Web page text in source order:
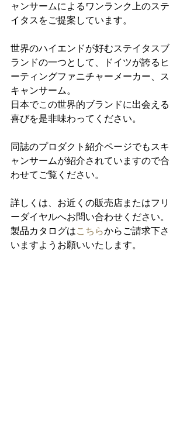
ャンサームによるワンランク上のステ
イタスをご提案しています。
世界のハイエンドが好むステイタスブ
ランドの一つとして、ドイツが誇るヒ
ーティングファニチャーメーカー、ス
キャンサーム。
日本でこの世界的ブランドに出会える
喜びを是非味わってください。
同誌のプロダクト紹介ページでもスキ
ャンサームが紹介されていますので合
わせてご覧ください。
詳しくは、お近くの販売店またはフリ
ーダイヤルへお問い合わせください。
製品カタログはこちらからご請求下さ
いますようお願いいたします。